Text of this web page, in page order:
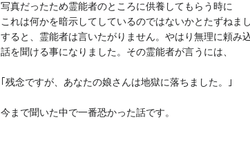
写真だったため霊能者のところに供養してもらう時に
これは何かを暗示してしているのではないかとたずねまし
すると、霊能者は言いたがりません。やはり無理に頼み
話を聞ける事になりました。その霊能者が言うには、
｢残念ですが、あなたの娘さんは地獄に落ちました。｣
今まで聞いた中で一番恐かった話です。